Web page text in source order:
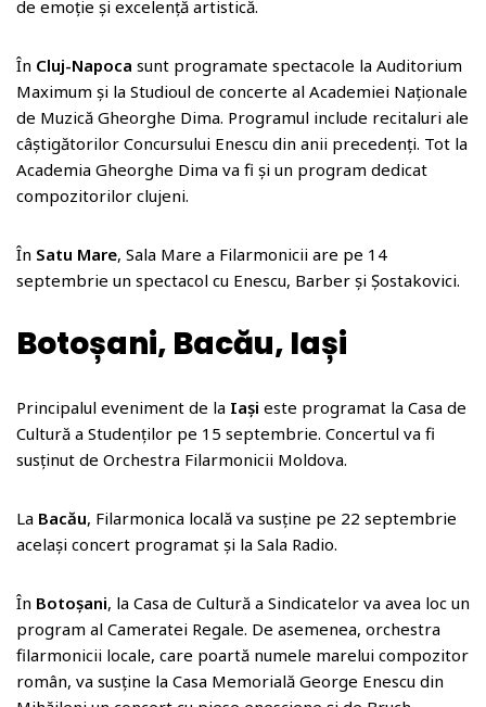
de emoție și excelență artistică.
În Cluj-Napoca sunt programate spectacole la Auditorium
Maximum și la Studioul de concerte al Academiei Naționale
de Muzică Gheorghe Dima. Programul include recitaluri ale
câștigătorilor Concursului Enescu din anii precedenți. Tot la
Academia Gheorghe Dima va fi și un program dedicat
compozitorilor clujeni.
În Satu Mare, Sala Mare a Filarmonicii are pe 14
septembrie un spectacol cu Enescu, Barber și Șostakovici.
Botoșani, Bacău, Iași
Principalul eveniment de la Iași este programat la Casa de
Cultură a Studenților pe 15 septembrie. Concertul va fi
susținut de Orchestra Filarmonicii Moldova.
La Bacău, Filarmonica locală va susține pe 22 septembrie
același concert programat și la Sala Radio.
În Botoșani, la Casa de Cultură a Sindicatelor va avea loc un
program al Cameratei Regale. De asemenea, orchestra
filarmonicii locale, care poartă numele marelui compozitor
român, va susține la Casa Memorială George Enescu din